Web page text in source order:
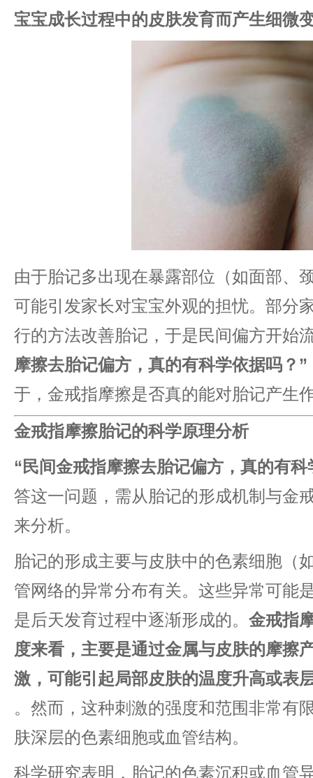
宝宝成长过程中的皮肤发育而产生细微
由于胎记多出现在暴露部位（如面部、
可能引发家长对宝宝外观的担忧。部分
行的方法改善胎记，于是民间偏方开
摩擦去胎记偏方，真的有科学依据吗？”​
于，金戒指摩擦是否真的能对胎记产生
​金戒指摩擦胎记的科学原理分析​
​“民间金戒指摩擦去胎记偏方，真的有科
答这一问题，需从胎记的形成机制与金
来分析。
胎记的形成主要与皮肤中的色素细胞（
管网络的异常分布有关。这些异常可能
是后天发育过程中逐渐形成的。​ 金戒指
度来看，主要是通过金属与皮肤的摩擦
激，可能引起局部皮肤的温度升高或表
。然而，这种刺激的强度和范围非常有
肤深层的色素细胞或血管结构。
科学研究表明，胎记的色素沉积或血管